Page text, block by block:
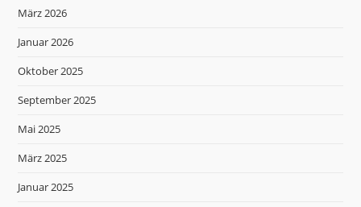
März 2026
Januar 2026
Oktober 2025
September 2025
Mai 2025
März 2025
Januar 2025